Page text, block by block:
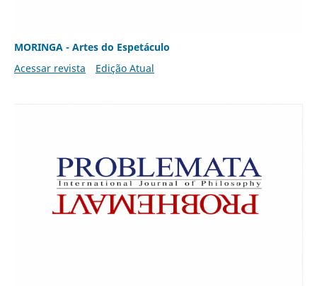
MORINGA - Artes do Espetáculo
Acessar revista
Edição Atual